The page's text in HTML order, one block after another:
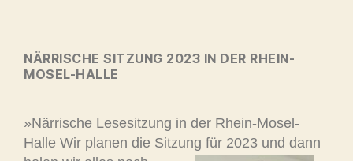
NÄRRISCHE SITZUNG 2023 IN DER RHEIN-
MOSEL-HALLE
»Närrische Lesesitzung in der Rhein-Mosel-
Halle Wir planen die Sitzung für 2023 und dann